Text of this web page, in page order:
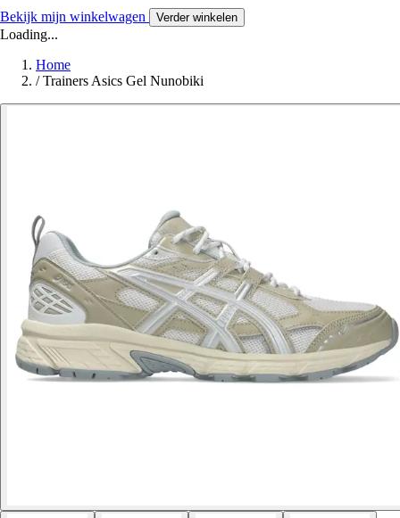
Bekijk mijn winkelwagen Verder winkelen
Loading...
Home
/ Trainers Asics Gel Nunobiki